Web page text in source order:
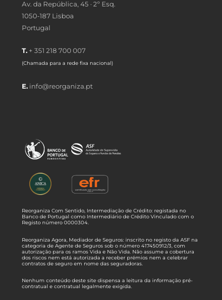
Av. da República, 45 · 2º Esq.
1050-187 Lisboa
Portugal
T. + 351 218 700 007
(Chamada para a rede fixa nacional)
E. info@reorganiza.pt
Reorganiza Com Sentido, Intermediação de Crédito: registada no
Banco de Portugal como Intermediário de Crédito Vinculado com o
Registo número 0000304.
Reorganiza Agora, Mediador de Seguros: inscrito no registo da ASF na
categoria de Agente de Seguros sob o número 417450912/3, com
autorização para os ramos Vida e Não Vida. Não assume a cobertura
dos riscos nem está autorizada a receber prémios nem a celebrar
contratos de seguro em nome das seguradoras.
Nenhum conteúdo deste site dispensa a leitura da informação pré-
contratual e contratual legalmente exigida.